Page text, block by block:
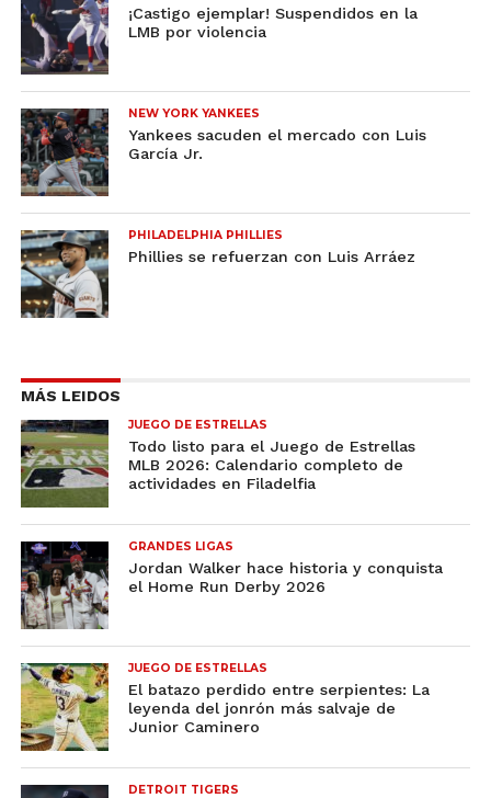
¡Castigo ejemplar! Suspendidos en la
LMB por violencia
NEW YORK YANKEES
Yankees sacuden el mercado con Luis
García Jr.
PHILADELPHIA PHILLIES
Phillies se refuerzan con Luis Arráez
MÁS LEIDOS
JUEGO DE ESTRELLAS
Todo listo para el Juego de Estrellas
MLB 2026: Calendario completo de
actividades en Filadelfia
GRANDES LIGAS
Jordan Walker hace historia y conquista
el Home Run Derby 2026
JUEGO DE ESTRELLAS
El batazo perdido entre serpientes: La
leyenda del jonrón más salvaje de
Junior Caminero
DETROIT TIGERS